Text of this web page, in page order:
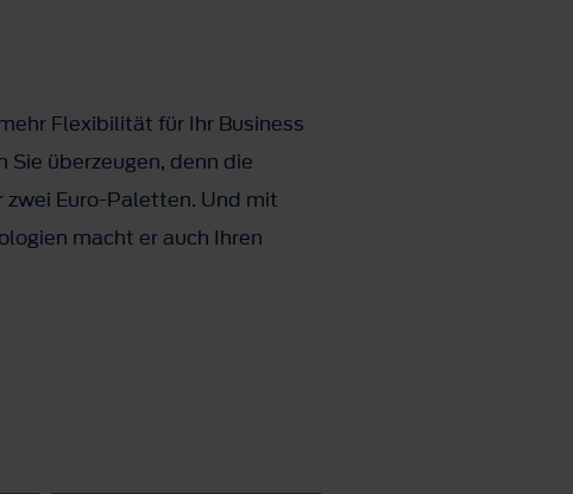
Flexibilität für Ihr Business
überzeugen, denn die
Euro-Paletten. Und mit
macht er auch Ihren